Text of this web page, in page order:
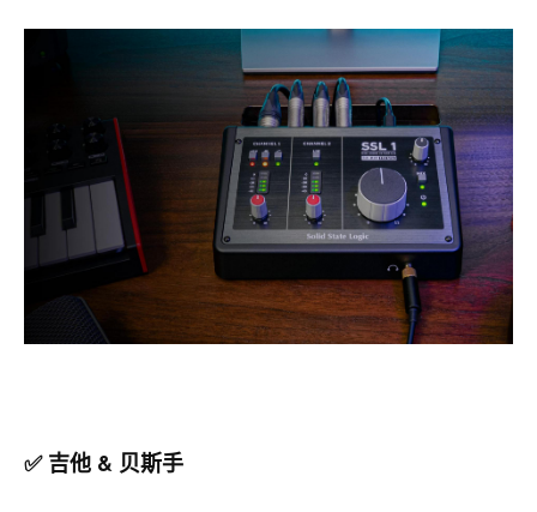
✅ 吉他 & 贝斯手